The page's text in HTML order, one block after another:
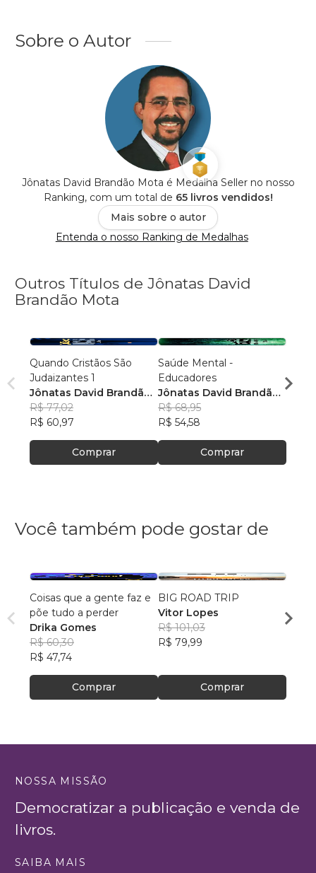
Sobre o Autor
Jônatas David Brandão Mota é Medalha Seller no nosso
Ranking, com um total de 65 livros vendidos!
Mais sobre o autor
Entenda o nosso Ranking de Medalhas
Outros Títulos de Jônatas David
Brandão Mota
Quando Cristãos São
Judaizantes 1
Jônatas David Brandão
Mota
R$ 77,02
R$ 60,97
Comprar
Saúde Mental -
Educadores
Jônatas David Brandão
Mota
R$ 68,95
R$ 54,58
Comprar
Você também pode gostar de
Coisas que a gente faz e
põe tudo a perder
Drika Gomes
R$ 60,30
R$ 47,74
Comprar
BIG ROAD TRIP
Vitor Lopes
R$ 101,03
R$ 79,99
Comprar
Lilian
R$
NOSSA MISSÃO
Democratizar a publicação e venda de
livros.
SAIBA MAIS